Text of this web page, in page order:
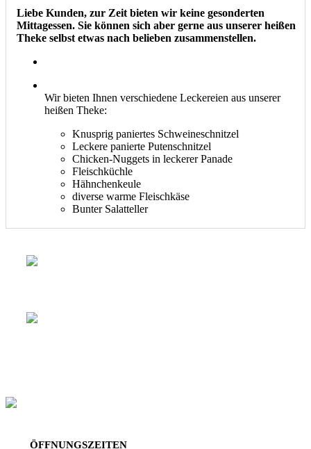
Liebe Kunden, zur Zeit bieten wir keine gesonderten
Mittagessen. Sie können sich aber gerne aus unserer heißen
Theke selbst etwas nach belieben zusammenstellen.
Wir bieten Ihnen verschiedene Leckereien aus unserer
heißen Theke:
Knusprig paniertes Schweineschnitzel
Leckere panierte Putenschnitzel
Chicken-Nuggets in leckerer Panade
Fleischküchle
Hähnchenkeule
diverse warme Fleischkäse
Bunter Salatteller
ÖFFNUNGSZEITEN